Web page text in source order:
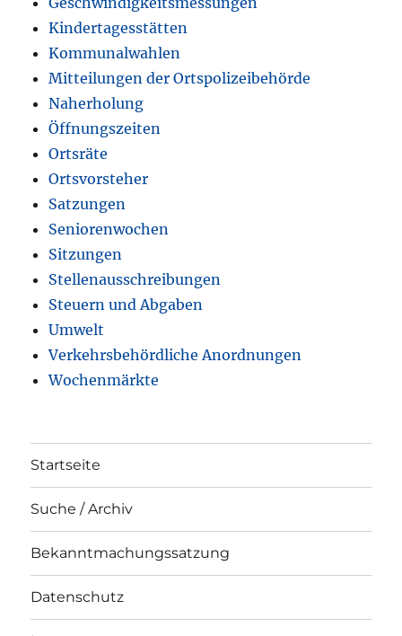
Kindertagesstätten
Kommunalwahlen
Mitteilungen der Ortspolizeibehörde
Naherholung
Öffnungszeiten
Ortsräte
Ortsvorsteher
Satzungen
Seniorenwochen
Sitzungen
Stellenausschreibungen
Steuern und Abgaben
Umwelt
Verkehrsbehördliche Anordnungen
Wochenmärkte
Startseite
Suche / Archiv
Bekanntmachungssatzung
Datenschutz